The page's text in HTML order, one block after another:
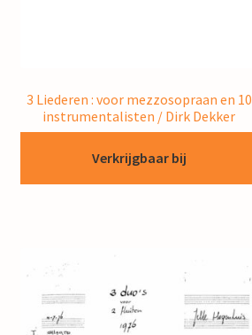
3 Liederen : voor mezzosopraan en 10
instrumentalisten / Dirk Dekker
Verkrijgbaar bij